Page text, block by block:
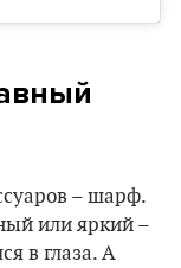
– шарф.
или яркий –
в глаза. А